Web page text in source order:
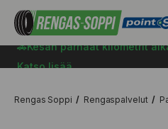
🚗Kesän parhaat kilometrit
Katso lisää
Rengas Soppi Rengaspalvelut